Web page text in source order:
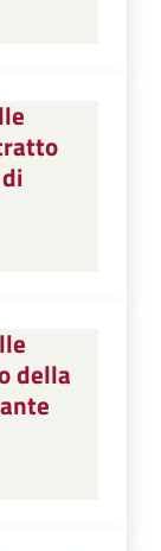
della